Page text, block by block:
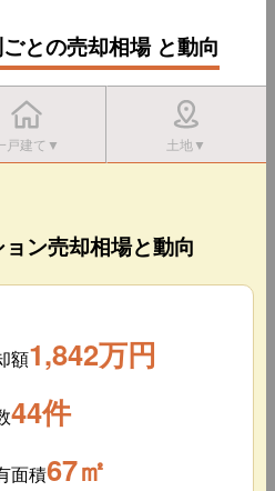
との売却相場 と動向
戸建て▼ 土地▼
ン売却相場と動向
額1,842万円
44件
面積67㎡